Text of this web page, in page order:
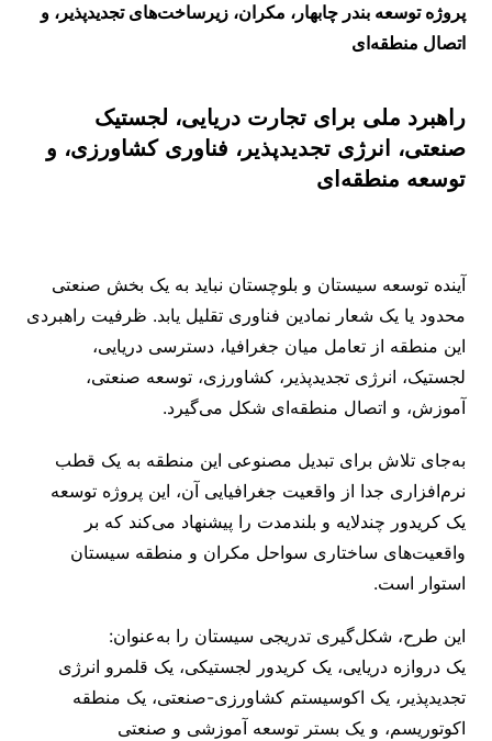
پروژه توسعه بندر چابهار، مکران، زیرساخت‌های تجدیدپذیر، و
اتصال منطقه‌ای
راهبرد ملی برای تجارت دریایی، لجستیک
صنعتی، انرژی تجدیدپذیر، فناوری کشاورزی، و
توسعه منطقه‌ای
آینده توسعه سیستان و بلوچستان نباید به یک بخش صنعتی
محدود یا یک شعار نمادین فناوری تقلیل یابد. ظرفیت راهبردی
این منطقه از تعامل میان جغرافیا، دسترسی دریایی،
لجستیک، انرژی تجدیدپذیر، کشاورزی، توسعه صنعتی،
آموزش، و اتصال منطقه‌ای شکل می‌گیرد.
به‌جای تلاش برای تبدیل مصنوعی این منطقه به یک قطب
نرم‌افزاری جدا از واقعیت جغرافیایی آن، این پروژه توسعه
یک کریدور چندلایه و بلندمدت را پیشنهاد می‌کند که بر
واقعیت‌های ساختاری سواحل مکران و منطقه سیستان
استوار است.
این طرح، شکل‌گیری تدریجی سیستان را به‌عنوان:
یک دروازه دریایی، یک کریدور لجستیکی، یک قلمرو انرژی
تجدیدپذیر، یک اکوسیستم کشاورزی-صنعتی، یک منطقه
اکوتوریسم، و یک بستر توسعه آموزشی و صنعتی